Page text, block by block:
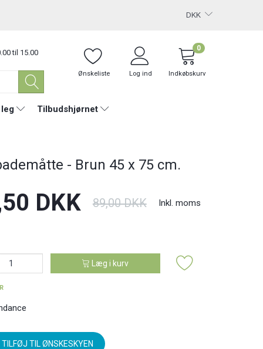
DKK
til 15.00
Ønskeliste Log ind Indkøbskurv
0
Tilbudshjørnet
- Brun 45 x 75 cm.
DKK 89,00 DKK Inkl. moms
Læg i kurv
TILFØJ TIL ØNSKESKYEN